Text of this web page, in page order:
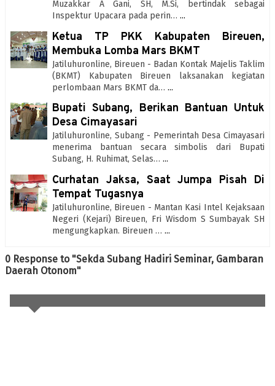
Muzakkar A Gani, SH, M.Si, bertindak sebagai
Inspektur Upacara pada perin… ...
Ketua TP PKK Kabupaten Bireuen,
Membuka Lomba Mars BKMT
Jatiluhuronline, Bireuen - Badan Kontak Majelis Taklim
(BKMT) Kabupaten Bireuen laksanakan kegiatan
perlombaan Mars BKMT da… ...
Bupati Subang, Berikan Bantuan Untuk
Desa Cimayasari
Jatiluhuronline, Subang - Pemerintah Desa Cimayasari
menerima bantuan secara simbolis dari Bupati
Subang, H. Ruhimat, Selas… ...
Curhatan Jaksa, Saat Jumpa Pisah Di
Tempat Tugasnya
Jatiluhuronline, Bireuen - Mantan Kasi Intel Kejaksaan
Negeri (Kejari) Bireuen, Fri Wisdom S Sumbayak SH
mengungkapkan. Bireuen … ...
0 Response to "Sekda Subang Hadiri Seminar, Gambaran
Daerah Otonom"